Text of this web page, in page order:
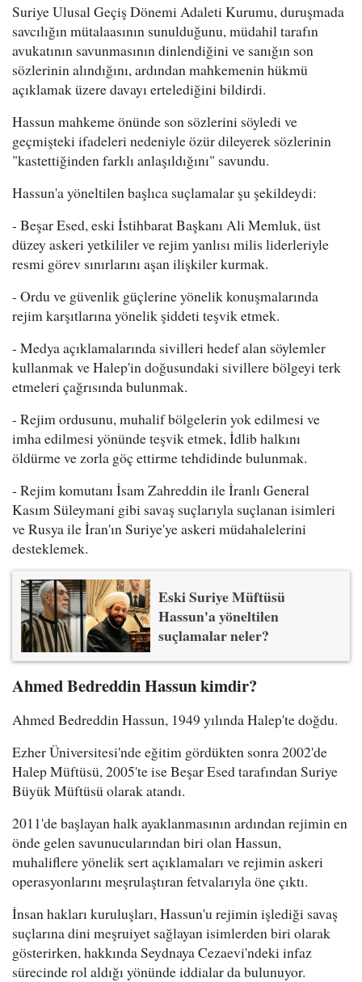
Suriye Ulusal Geçiş Dönemi Adaleti Kurumu, duruşmada
savcılığın mütalaasının sunulduğunu, müdahil tarafın
avukatının savunmasının dinlendiğini ve sanığın son
sözlerinin alındığını, ardından mahkemenin hükmü
açıklamak üzere davayı ertelediğini bildirdi.
Hassun mahkeme önünde son sözlerini söyledi ve
geçmişteki ifadeleri nedeniyle özür dileyerek sözlerinin
"kastettiğinden farklı anlaşıldığını" savundu.
Hassun'a yöneltilen başlıca suçlamalar şu şekildeydi:
- Beşar Esed, eski İstihbarat Başkanı Ali Memluk, üst
düzey askeri yetkililer ve rejim yanlısı milis liderleriyle
resmi görev sınırlarını aşan ilişkiler kurmak.
- Ordu ve güvenlik güçlerine yönelik konuşmalarında
rejim karşıtlarına yönelik şiddeti teşvik etmek.
- Medya açıklamalarında sivilleri hedef alan söylemler
kullanmak ve Halep'in doğusundaki sivillere bölgeyi terk
etmeleri çağrısında bulunmak.
- Rejim ordusunu, muhalif bölgelerin yok edilmesi ve
imha edilmesi yönünde teşvik etmek, İdlib halkını
öldürme ve zorla göç ettirme tehdidinde bulunmak.
- Rejim komutanı İsam Zahreddin ile İranlı General
Kasım Süleymani gibi savaş suçlarıyla suçlanan isimleri
ve Rusya ile İran'ın Suriye'ye askeri müdahalelerini
desteklemek.
Eski Suriye Müftüsü
Hassun'a yöneltilen
suçlamalar neler?
Ahmed Bedreddin Hassun kimdir?
Ahmed Bedreddin Hassun, 1949 yılında Halep'te doğdu.
Ezher Üniversitesi'nde eğitim gördükten sonra 2002'de
Halep Müftüsü, 2005'te ise Beşar Esed tarafından Suriye
Büyük Müftüsü olarak atandı.
2011'de başlayan halk ayaklanmasının ardından rejimin en
önde gelen savunucularından biri olan Hassun,
muhaliflere yönelik sert açıklamaları ve rejimin askeri
operasyonlarını meşrulaştıran fetvalarıyla öne çıktı.
İnsan hakları kuruluşları, Hassun'u rejimin işlediği savaş
suçlarına dini meşruiyet sağlayan isimlerden biri olarak
gösterirken, hakkında Seydnaya Cezaevi'ndeki infaz
sürecinde rol aldığı yönünde iddialar da bulunuyor.